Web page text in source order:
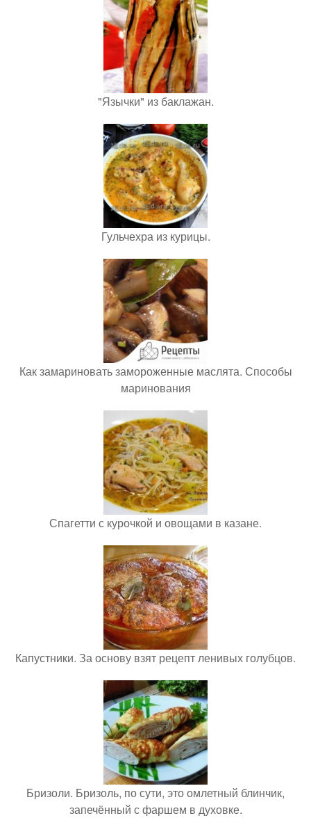
"Язычки" из баклажан.
Гульчехра из курицы.
Как замариновать замороженные маслята. Способы
маринования
Спагетти с курочкой и овощами в казане.
Капустники. За основу взят рецепт ленивых голубцов.
Бризоли. Бризоль, по сути, это омлетный блинчик,
запечённый с фаршем в духовке.